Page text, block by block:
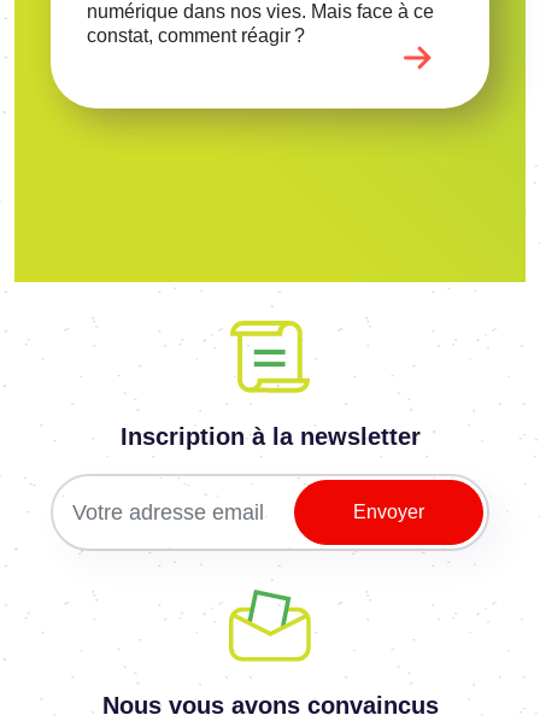
numé­rique dans nos vies. Mais face à ce
constat, comment réagir ?
Inscription à la newsletter
Nous vous avons convaincus